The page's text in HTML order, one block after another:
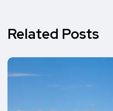
Related Posts